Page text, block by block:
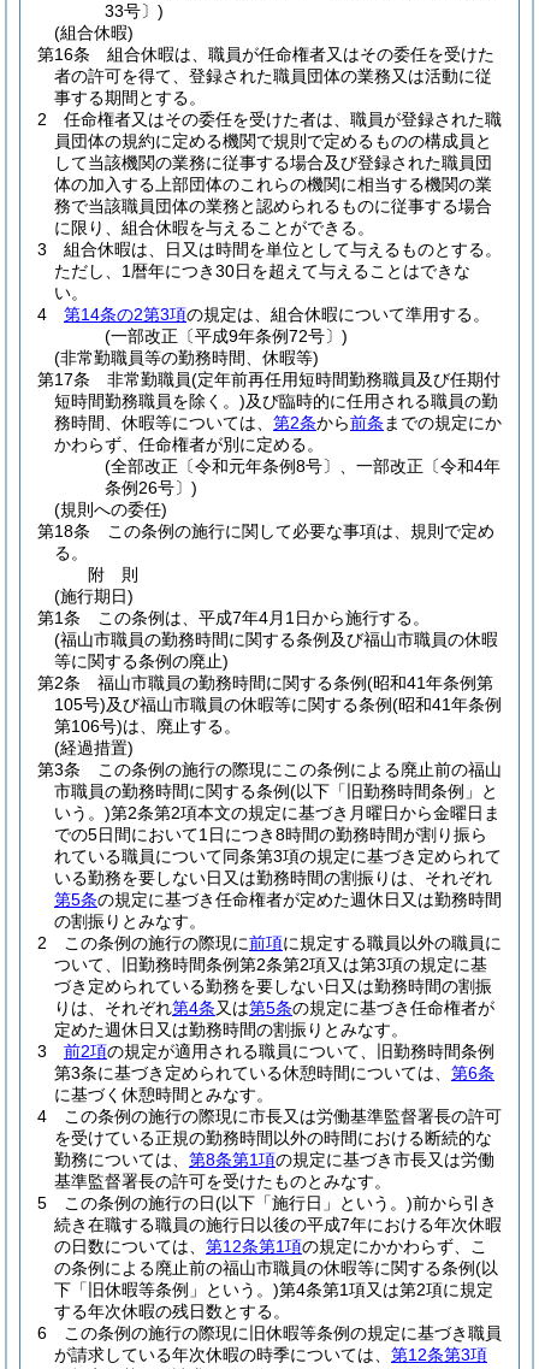
33号〕)
(組合休暇)
第16条
組合休暇は、職員が任命権者又はその委任を受けた
者の許可を得て、登録された職員団体の業務又は活動に従
事する期間とする。
2
任命権者又はその委任を受けた者は、職員が登録された職
員団体の規約に定める機関で規則で定めるものの構成員と
して当該機関の業務に従事する場合及び登録された職員団
体の加入する上部団体のこれらの機関に相当する機関の業
務で当該職員団体の業務と認められるものに従事する場合
に限り、組合休暇を与えることができる。
3
組合休暇は、日又は時間を単位として与えるものとする。
ただし、1暦年につき30日を超えて与えることはできな
い。
4
第14条の2第3項の規定は、組合休暇について準用する。
(一部改正〔平成9年条例72号〕)
(非常勤職員等の勤務時間、休暇等)
第17条
非常勤職員(定年前再任用短時間勤務職員及び任期付
短時間勤務職員を除く。)及び臨時的に任用される職員の勤
務時間、休暇等については、 第2条から前条 までの規定にか
かわらず、任命権者が別に定める。
(全部改正〔令和元年条例8号〕、一部改正〔令和4年
条例26号〕)
(規則への委任)
第18条
この条例の施行に関して必要な事項は、規則で定め
る。
附 則
(施行期日)
第1条
この条例は、平成7年4月1日から施行する。
(福山市職員の勤務時間に関する条例及び福山市職員の休暇
等に関する条例の廃止)
第2条
福山市職員の勤務時間に関する条例(昭和41年条例第
105号)及び福山市職員の休暇等に関する条例(昭和41年条例
第106号)は、廃止する。
(経過措置)
第3条
この条例の施行の際現にこの条例による廃止前の福山
市職員の勤務時間に関する条例(以下「旧勤務時間条例」と
いう。)第2条第2項本文の規定に基づき月曜日から金曜日ま
での5日間において1日につき8時間の勤務時間が割り振ら
れている職員について同条第3項の規定に基づき定められて
いる勤務を要しない日又は勤務時間の割振りは、それぞれ
第5条の規定に基づき任命権者が定めた週休日又は勤務時間
の割振りとみなす。
2
この条例の施行の際現に前項に規定する職員以外の職員に
ついて、旧勤務時間条例第2条第2項又は第3項の規定に基
づき定められている勤務を要しない日又は勤務時間の割振
りは、それぞれ第4条又は第5条の規定に基づき任命権者が
定めた週休日又は勤務時間の割振りとみなす。
3
前2項の規定が適用される職員について、旧勤務時間条例
第3条に基づき定められている休憩時間については、 第6条
に基づく休憩時間とみなす。
4
この条例の施行の際現に市長又は労働基準監督署長の許可
を受けている正規の勤務時間以外の時間における断続的な
勤務については、 第8条第1項の規定に基づき市長又は労働
基準監督署長の許可を受けたものとみなす。
5
この条例の施行の日(以下「施行日」という。)前から引き
続き在職する職員の施行日以後の平成7年における年次休暇
の日数については、 第12条第1項の規定にかかわらず、こ
の条例による廃止前の福山市職員の休暇等に関する条例(以
下「旧休暇等条例」という。)第4条第1項又は第2項に規定
する年次休暇の残日数とする。
6
この条例の施行の際現に旧休暇等条例の規定に基づき職員
が請求している年次休暇の時季については、 第12条第3項